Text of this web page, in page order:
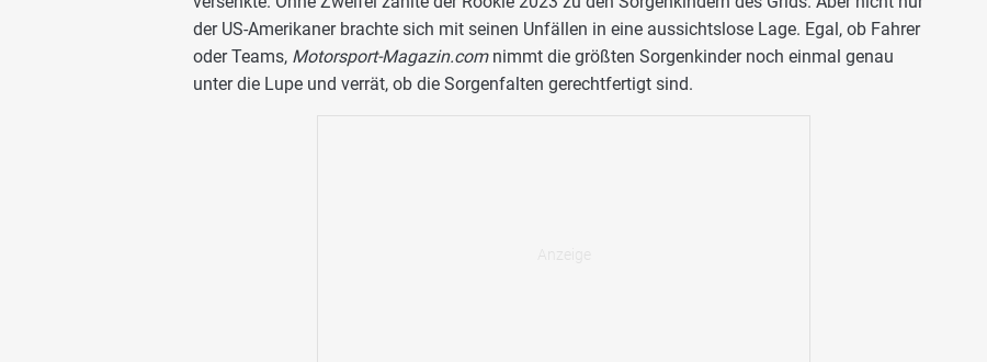
der US-Amerikaner brachte sich mit seinen Unfällen in eine aussichtslose Lage. Egal, ob Fahrer
oder Teams, Motorsport-Magazin.com nimmt die größten Sorgenkinder noch einmal genau
unter die Lupe und verrät, ob die Sorgenfalten gerechtfertigt sind.